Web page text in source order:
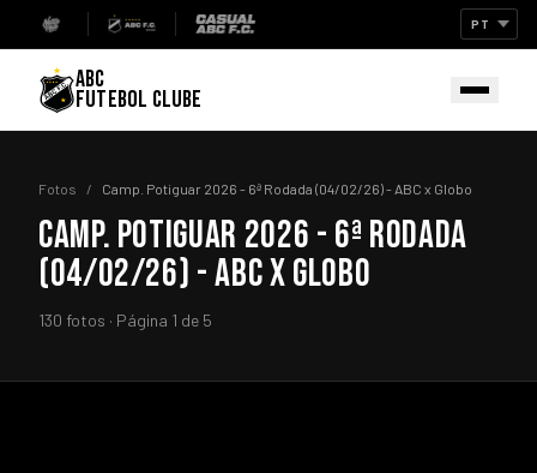
ABC
FUTEBOL CLUBE
Fotos / Camp. Potiguar 2026 - 6ª Rodada (04/02/26) - ABC x Globo
CAMP. POTIGUAR 2026 - 6ª RODADA
(04/02/26) - ABC X GLOBO
130 fotos · Página 1 de 5